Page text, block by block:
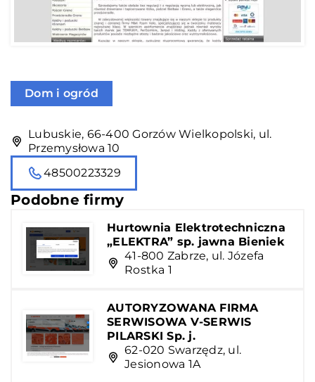
Dom i ogród
Lubuskie, 66-400 Gorzów Wielkopolski, ul.
Przemysłowa 10
48500223329
Podobne firmy
Hurtownia Elektrotechniczna
„ELEKTRA” sp. jawna Bieniek
41-800 Zabrze, ul. Józefa
Rostka 1
AUTORYZOWANA FIRMA
SERWISOWA V-SERWIS
PILARSKI Sp. j.
62-020 Swarzędz, ul.
Jesionowa 1A